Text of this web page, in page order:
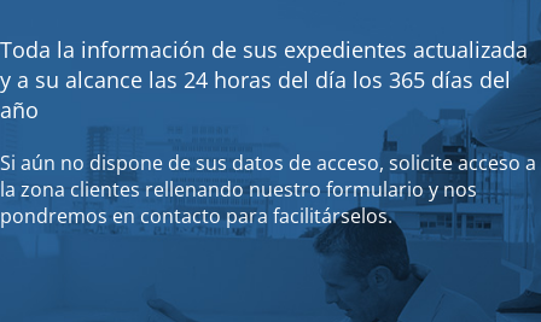
Toda la información de sus expedientes actualizada
y a su alcance las 24 horas del día los 365 días del
año
Si aún no dispone de sus datos de acceso, solicite acceso a
la zona clientes rellenando nuestro formulario y nos
pondremos en contacto para facilitárselos.